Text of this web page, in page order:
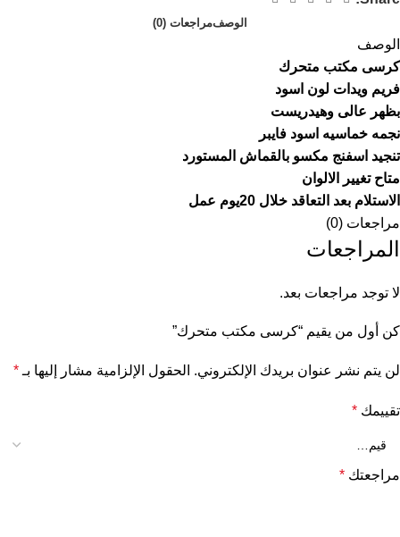
الوصفمراجعات (0)
الوصف
كرسى مكتب متحرك
فريم ويدات لون اسود
بظهر عالى وهيدريست
نجمه خماسيه اسود فايبر
تنجيد اسفنج مكسو بالقماش المستورد
متاح تغيير الالوان
الاستلام بعد التعاقد خلال 20يوم عمل
مراجعات (0)
المراجعات
لا توجد مراجعات بعد.
كن أول من يقيم “كرسى مكتب متحرك”
لن يتم نشر عنوان بريدك الإلكتروني. الحقول الإلزامية مشار إليها بـ *
تقييمك *
مراجعتك *